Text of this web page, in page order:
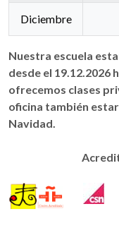
Diciembre
Nuestra escuela
desde el 19.12.2026
ofrecemos clases
oficina también
Navidad.